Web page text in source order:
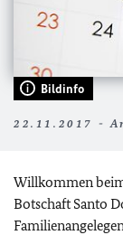
Bildinfo
22.11.2017 -
Willkommen
Botschaft Santo